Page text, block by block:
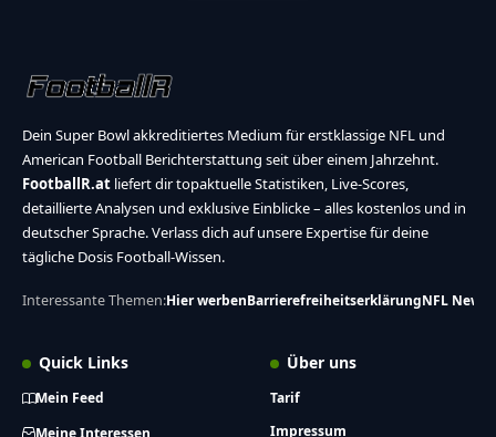
Dein Super Bowl akkreditiertes Medium für erstklassige NFL und
American Football Berichterstattung seit über einem Jahrzehnt.
FootballR.at liefert dir topaktuelle Statistiken, Live-Scores,
detaillierte Analysen und exklusive Einblicke – alles kostenlos und in
deutscher Sprache. Verlass dich auf unsere Expertise für deine
tägliche Dosis Football-Wissen.
Interessante Themen:Hier werbenBarrierefreiheitserklärungNFL News
Quick Links
Mein Feed
Über uns
Tarif
Impressum